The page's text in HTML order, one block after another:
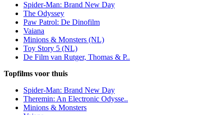
Spider-Man: Brand New Day
The Odyssey
Paw Patrol: De Dinofilm
Vaiana
Minions & Monsters (NL)
Toy Story 5 (NL)
De Film van Rutger, Thomas & P..
Topfilms voor thuis
Spider-Man: Brand New Day
Theremin: An Electronic Odysse..
Minions & Monsters